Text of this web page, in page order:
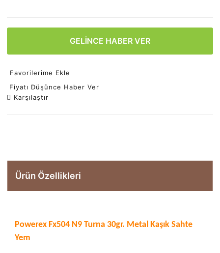
GELİNCE HABER VER
Favorilerime Ekle
Fiyatı Düşünce Haber Ver
Karşılaştır
Ürün Özellikleri
Powerex Fx504 N9 Turna 30gr. Metal Kaşık Sahte
Yem